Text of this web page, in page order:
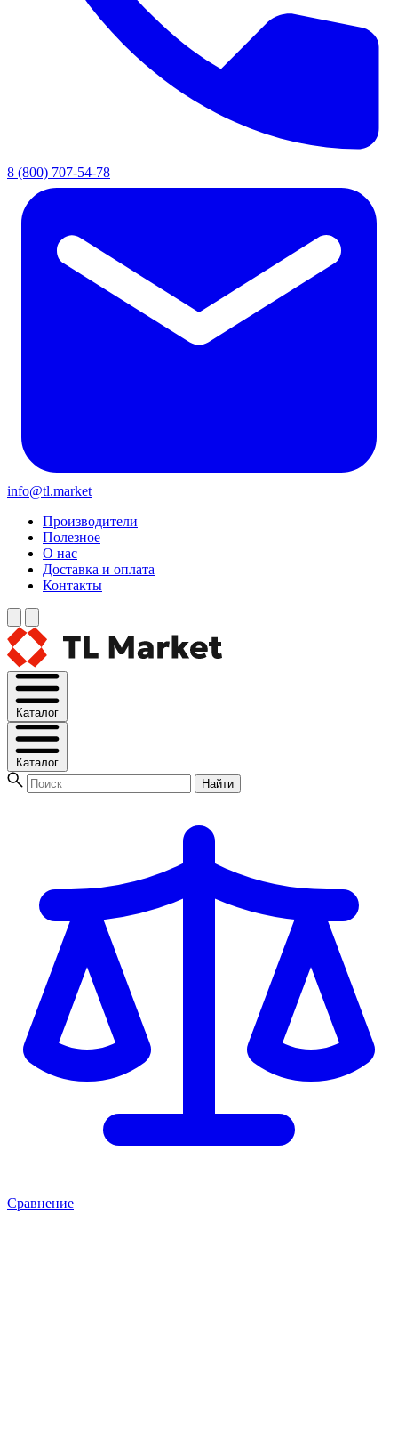
8 (800) 707-54-78
info@tl.market
Производители
Полезное
О нас
Доставка и оплата
Контакты
Каталог
Каталог
Найти
Сравнение